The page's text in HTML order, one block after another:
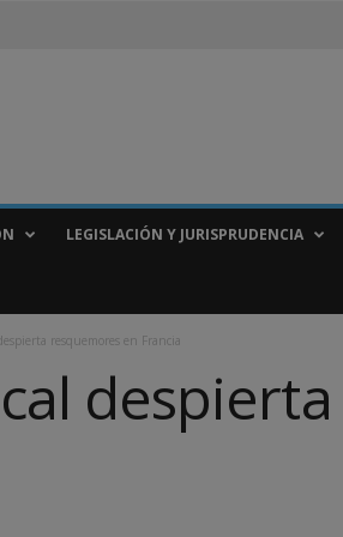
LEGISLACIÓN Y JURISPRUDENCIA
resquemores en Francia